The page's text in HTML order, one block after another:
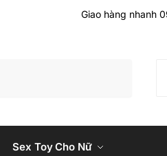
Giao hàng nhanh
Sex Toy Cho Nữ